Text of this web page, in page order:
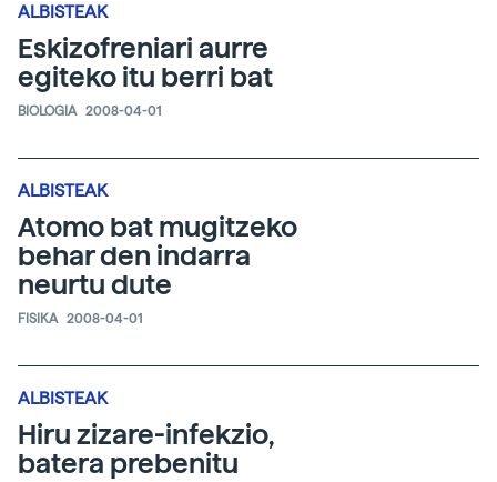
ALBISTEAK
Eskizofreniari aurre
egiteko itu berri bat
BIOLOGIA 2008-04-01
ALBISTEAK
Atomo bat mugitzeko
behar den indarra
neurtu dute
FISIKA 2008-04-01
ALBISTEAK
Hiru zizare-infekzio,
batera prebenitu